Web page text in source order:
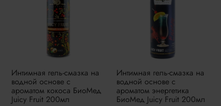
Интимная гель-смазка на
водной основе с
ароматом кокоса БиоМед
Juicy Fruit 200мл
Интимная гель-смазка на
водной основе с
ароматом энергетика
БиоМед Juicy Fruit 200мл